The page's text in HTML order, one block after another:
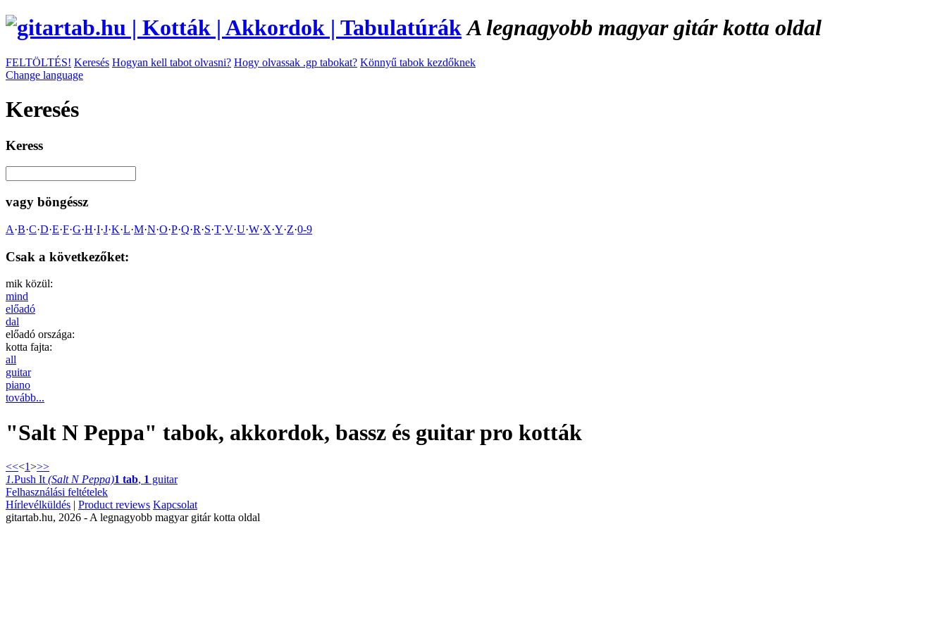
A legnagyobb magyar gitár kotta oldal
FELTÖLTÉS! Keresés Hogyan kell tabot olvasni? Hogy olvassak .gp tabokat? Könnyű tabok kezdőknek
Change language
Keresés
Keress
vagy böngéssz
A·B·C·D·E·F·G·H·I·J·K·L·M·N·O·P·Q·R·S·T·V·U·W·X·Y·Z·0-9
Csak a következőket:
mik közül:
mind
előadó
dal
előadó országa:
kotta fajta:
all
guitar
piano
tovább...
"Salt N Peppa" tabok, akkordok, bassz és guitar pro kották
<<<1>>>
1.Push It (Salt N Peppa)1 tab, 1 guitar
Felhasználási feltételek
Hírlevélküldés | Product reviews Kapcsolat
gitartab.hu, 2026 - A legnagyobb magyar gitár kotta oldal